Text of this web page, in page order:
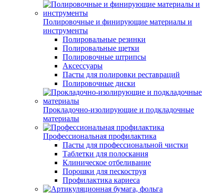
Полировочные и финирующие материалы и
инструменты
Полировальные резинки
Полировальные щетки
Полировочные штрипсы
Аксессуары
Пасты для полировки реставраций
Полировочные диски
Прокладочно-изолирующие и подкладочные
материалы
Профессиональная профилактика
Пасты для профессиональной чистки
Таблетки для полоскания
Клиническое отбеливание
Порошки для пескоструя
Профилактика кариеса